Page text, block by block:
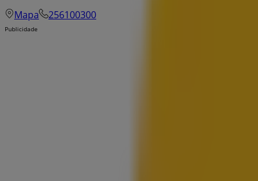
Mapa
256100300
Publicidade